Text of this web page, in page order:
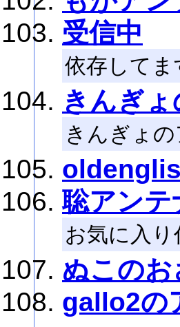
受信中
依存してま
きんぎ
きんぎょ
聡アンテ
お気に入り
ぬこのお
gallo2の